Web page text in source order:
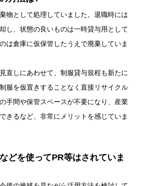
物として処理していました。退職時には
し、状態の良いものは一時貸与用として
は倉庫に仮保管したうえで廃棄していま
直しにあわせて、制服貸与規程も新たに
服を仮置きすることなく直接リサイクル
手間や保管スペースが不要になり、産業
きるなど、非常にメリットを感じていま
を使ってPR等はされていま